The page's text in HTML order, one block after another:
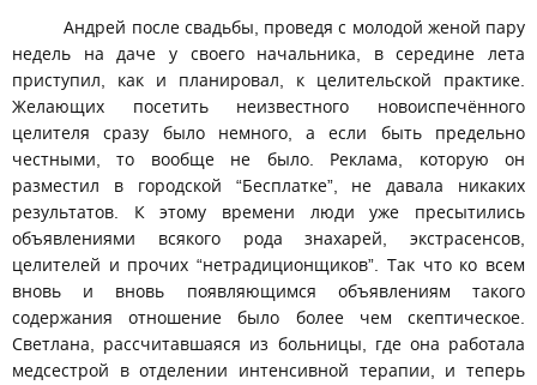
Андрей после свадьбы, проведя с молодой женой пару
недель на даче у своего начальника, в середине лета
приступил, как и планировал, к целительской практике.
Желающих посетить неизвестного новоиспечённого
целителя сразу было немного, а если быть предельно
честными, то вообще не было. Реклама, которую он
разместил в городской “Бесплатке”, не давала никаких
результатов. К этому времени люди уже пресытились
объявлениями всякого рода знахарей, экстрасенсов,
целителей и прочих “нетрадиционщиков”. Так что ко всем
вновь и вновь появляющимся объявлениям такого
содержания отношение было более чем скептическое.
Светлана, рассчитавшаяся из больницы, где она работала
медсестрой в отделении интенсивной терапии, и теперь